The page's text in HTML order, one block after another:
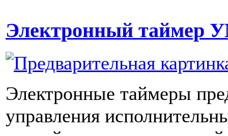
Электронный таймер
Электронные таймеры
управления